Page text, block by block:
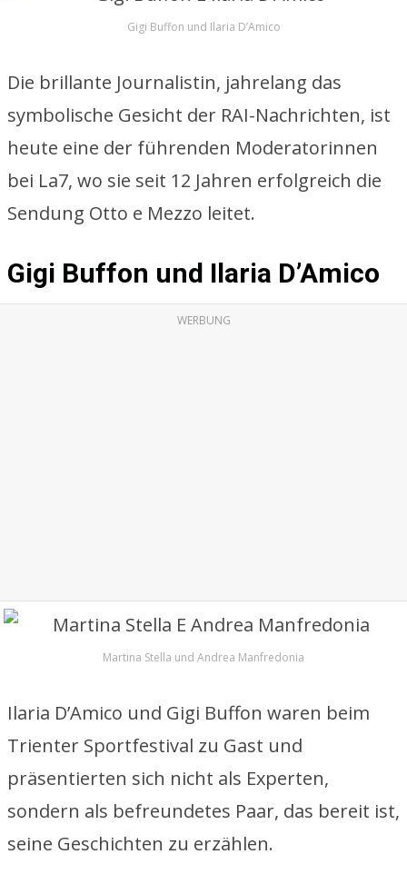
Gigi Buffon und Ilaria D’Amico
Die brillante Journalistin, jahrelang das
symbolische Gesicht der RAI-Nachrichten, ist
heute eine der führenden Moderatorinnen
bei La7, wo sie seit 12 Jahren erfolgreich die
Sendung Otto e Mezzo leitet.
Gigi Buffon und Ilaria D’Amico
WERBUNG
Martina Stella und Andrea Manfredonia
Ilaria D’Amico und Gigi Buffon waren beim
Trienter Sportfestival zu Gast und
präsentierten sich nicht als Experten,
sondern als befreundetes Paar, das bereit ist,
seine Geschichten zu erzählen.